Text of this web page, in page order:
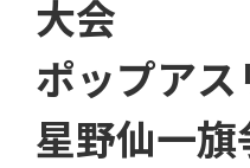
大会
ポップア
星野仙一旗